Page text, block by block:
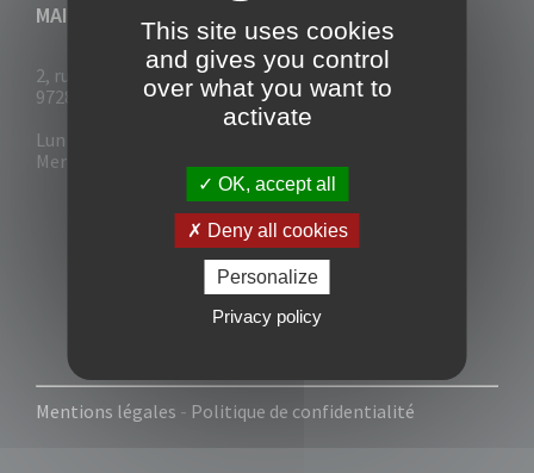
MAIRIE DU VAUCLIN
2, rue Collignon
97280 Le Vauclin
Lun - Mar : 7h30- 13h & 14h-17h
Mer-Jeu-Vend : 7h30 - 13h30
Mentions légales - Politique de confidentialité
This site uses cookies
and gives you control
over what you want to
activate
OK, accept all
Deny all cookies
Personalize
Privacy policy